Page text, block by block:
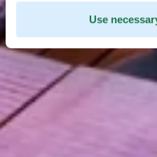
Use